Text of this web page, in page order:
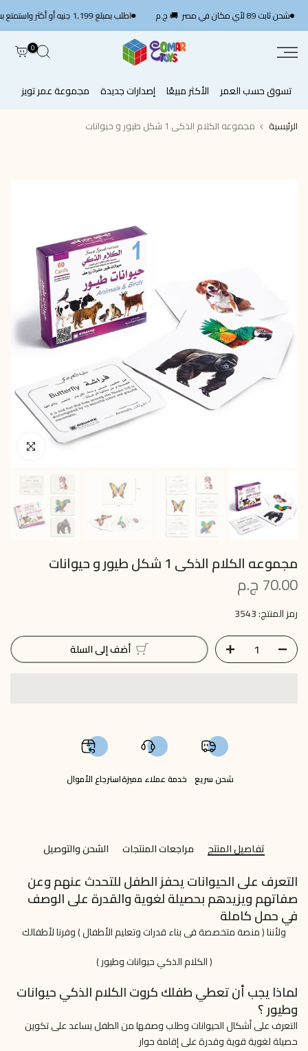
الانتقال
إلى
المحتوى
شحن ثابت 89 لأي مكان في مصر 🚚 ج.م اطلب بمبلغ 1,199 جنيه أو أكثر واستمتع بشحن سريع مجاني — استخدم الكود
0
تسوق حسب العمر الأكثر مبيعًا إصدارات جديدة مجموعة عمر تويز
الرئيسية مجموعه الكلام الذكى 1 شكل طيور و حيوانات
انقر للتكبير
مجموعه الكلام الذكى 1 شكل طيور و حيوانات
70.00 ج.م
رمز المنتج:3543
أضف إلى السلة
شحن سريع خدمة عملاء مميزةاسترجاع الأموال
تفاصيل المنتج مراجعات المنتجات الشحن والتوصيل
التعرف على الحيوانات يحفز الطفل للتحدث عنهم وعن
صفاتهم ويزيدهم بحصيلة لغوية والقدرة على الوصف
في حمل كاملة
ولأننا ( منصة متخصصة فى بناء قدرات وتعليم الأطفال ) وفرنا لأطفالك
( الكلام الذكي حيوانات وطيور )
لماذا يجب أن تعطي طفلك كروت الكلام الذكي حيوانات
وطيور ؟
التعرف على أشكال الحيوانات وطلب وصفها من الطفل يساعد على تكوين
حصيلة لغوية قوية وقدرة على إقامة حوار